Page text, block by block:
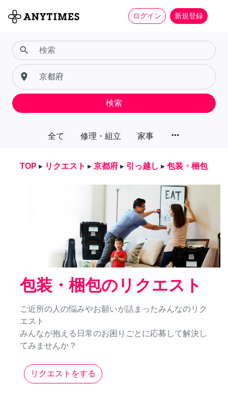
ログイン 新規登録
全て 修理・組立 家事 more_horiz
search
place
検索
TOP ▸ リクエスト ▸ 京都府 ▸ 引っ越し ▸ 包装・梱包
包装・梱包のリクエスト
ご近所の人の悩みやお願いが詰まったみんなのリク
エスト
みんなが抱える日常のお困りごとに応募して解決し
てみませんか？
リクエストをする